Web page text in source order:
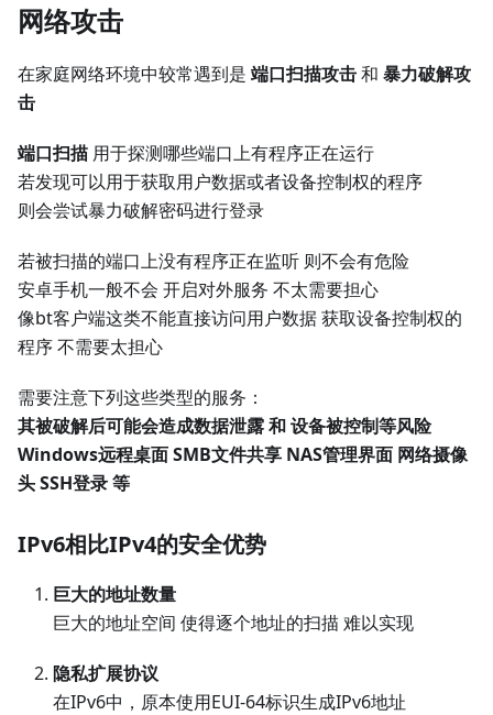
网络攻击
在家庭网络环境中较常遇到是 端口扫描攻击和 暴力破解攻
击
端口扫描 用于探测哪些端口上有程序正在运行
若发现可以用于获取用户数据或者设备控制权的程序
则会尝试暴力破解密码进行登录
若被扫描的端口上没有程序正在监听 则不会有危险
安卓手机一般不会 开启对外服务 不太需要担心
像bt客户端这类不能直接访问用户数据 获取设备控制权的
程序 不需要太担心
需要注意下列这些类型的服务：
其被破解后可能会造成数据泄露 和 设备被控制等风险
Windows远程桌面 SMB文件共享 NAS管理界面 网络摄像
头 SSH登录 等
IPv6相比IPv4的安全优势
巨大的地址数量
巨大的地址空间 使得逐个地址的扫描 难以实现
隐私扩展协议
在IPv6中，原本使用EUI-64标识生成IPv6地址